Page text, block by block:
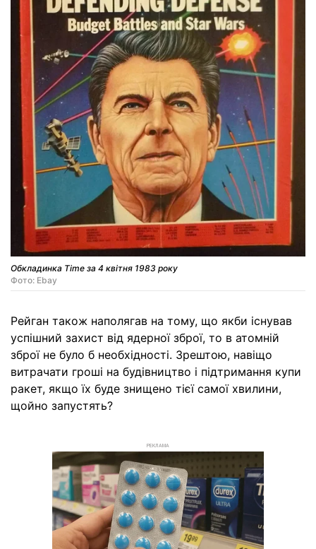
Обкладинка Time за 4 квітня 1983 року
Фото: Ebay
Рейган також наполягав на тому, що якби існував
успішний захист від ядерної зброї, то в атомній
зброї не було б необхідності. Зрештою, навіщо
витрачати гроші на будівництво і підтримання купи
ракет, якщо їх буде знищено тієї самої хвилини,
щойно запустять?
РЕКЛАМА